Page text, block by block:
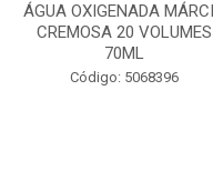
ÁGUA OXIGENADA
CREMOSA 20 VOLUMES
70ML
Código: 5068396